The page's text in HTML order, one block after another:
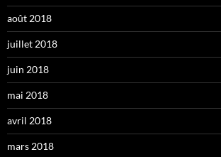
août 2018
juillet 2018
juin 2018
mai 2018
avril 2018
mars 2018